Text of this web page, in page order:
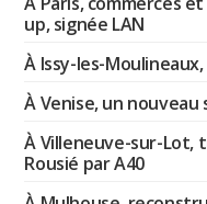
up, signée LAN
À Issy-les-
À Venise, un
À Villeneuve-sur-Lot,
Rousié par A40